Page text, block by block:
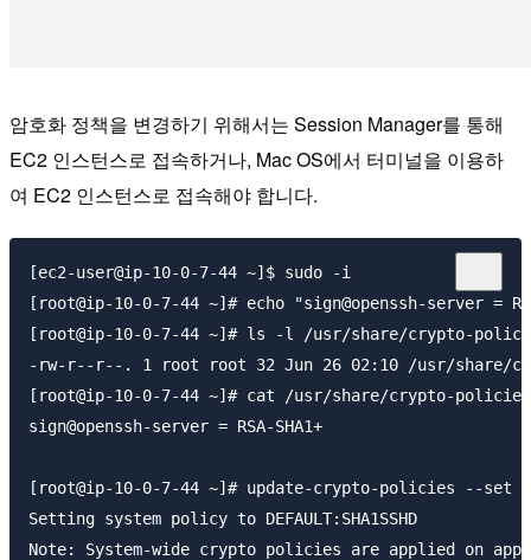
암호화 정책을 변경하기 위해서는 Session Manager를 통해
EC2 인스턴스로 접속하거나, Mac OS에서 터미널을 이용하
여 EC2 인스턴스로 접속해야 합니다.
[ec2-user@ip-10-0-7-44 ~]$ sudo -i
[root@ip-10-0-7-44 ~]# echo "sign@openssh-server =
[root@ip-10-0-7-44 ~]# ls -l /usr/share/crypto-policies/
-rw-r--r--. 1 root root 32 Jun 26 02:10 /usr/share/
[root@ip-10-0-7-44 ~]# cat /usr/share/crypto-policies/
sign@openssh-server = RSA-SHA1+
[root@ip-10-0-7-44 ~]# update-crypto-policies --set
Setting system policy to DEFAULT:SHA1SSHD
Note: System-wide crypto policies are applied on